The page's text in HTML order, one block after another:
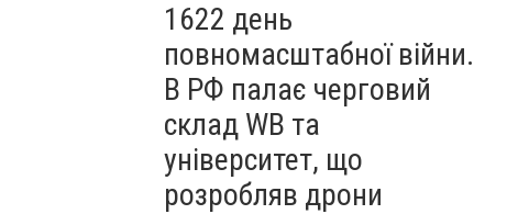
1622 день
повномасштабної війни.
В РФ палає черговий
склад WB та
університет, що
розробляв дрони